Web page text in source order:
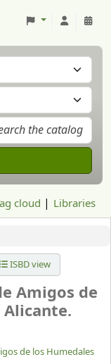
cloud Libraries
ISBD view
Amigos de
Alicante.
de los Humedales